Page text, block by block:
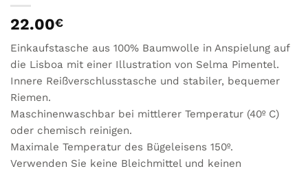
22.00€
Einkaufstasche aus 100% Baumwolle in Anspielung auf
die Lisboa mit einer Illustration von Selma Pimentel.
Innere Reißverschlusstasche und stabiler, bequemer
Riemen.
Maschinenwaschbar bei mittlerer Temperatur (40º C)
oder chemisch reinigen.
Maximale Temperatur des Bügeleisens 150º.
Verwenden Sie keine Bleichmittel und keinen